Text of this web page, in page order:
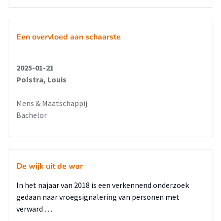
aanbevelingen beschreven waaronder de belangrijksten zijn:
bewoners/burgers belangrijk is, maar ook binnen de
organisatie gemist wordt. Practice what you preach.
gedrag en het aangaan van relaties met deze groep
zorgvragers, door middel van het volgen van trainingen en
vrijwilligers en bewonersgroepen over onbegrepen gedrag.
implementeren van eventuele nieuwe werkwijze en scholing
binnen de organisatie. Het vraagt een omslag van
medewerkers binnen de huidige manier van werken. Draag
Een overvloed aan schaarste
2025-01-21
Polstra, Louis
Mens & Maatschappij
Bachelor
De wijk uit de war
In het najaar van 2018 is een verkennend onderzoek
gedaan naar vroegsignalering van personen met
verward …